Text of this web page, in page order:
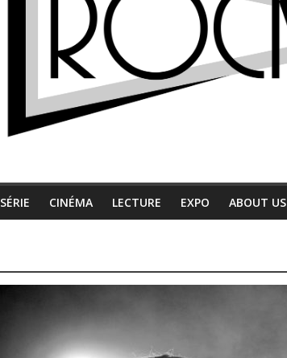
SÉRIE CINÉMA LECTURE EXPO ABOUT US